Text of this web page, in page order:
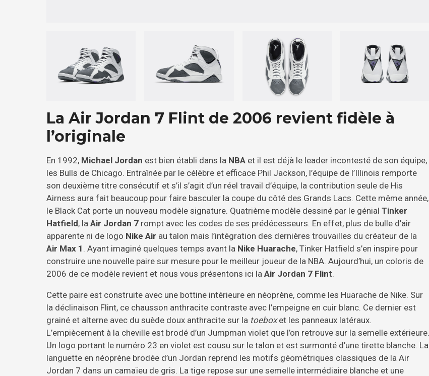
La Air Jordan 7 Flint de 2006 revient fidèle à
l’originale
En 1992, Michael Jordan est bien établi dans la NBA et il est déjà le leader incontesté de son équipe,
les Bulls de Chicago. Entraînée par le célèbre et efficace Phil Jackson, l’équipe de l’Illinois remporte
son deuxième titre consécutif et s’il s’agit d’un réel travail d’équipe, la contribution seule de His
Airness aura fait beaucoup pour faire basculer la coupe du côté des Grands Lacs. Cette même année,
le Black Cat porte un nouveau modèle signature. Quatrième modèle dessiné par le génial Tinker
Hatfield, la Air Jordan 7 rompt avec les codes de ses prédécesseurs. En effet, plus de bulle d’air
apparente ni de logo Nike Air au talon mais l’intégration des dernières trouvailles du créateur de la
Air Max 1 . Ayant imaginé quelques temps avant la Nike Huarache, Tinker Hatfield s’en inspire pour
construire une nouvelle paire sur mesure pour le meilleur joueur de la NBA. Aujourd’hui, un coloris de
2006 de ce modèle revient et nous vous présentons ici la Air Jordan 7 Flint.
Cette paire est construite avec une bottine intérieure en néoprène, comme les Huarache de Nike. Sur
la déclinaison Flint, ce chausson anthracite contraste avec l’empeigne en cuir blanc. Ce dernier est
grainé et alterne avec du suède doux anthracite sur la toeboxet les panneaux latéraux.
L’empiècement à la cheville est brodé d’un Jumpman violet que l’on retrouve sur la semelle extérieure.
Un logo portant le numéro 23 en violet est cousu sur le talon et est surmonté d’une tirette blanche. La
languette en néoprène brodée d’un Jordan reprend les motifs géométriques classiques de la Air
Jordan 7 dans un camaïeu de gris. La tige repose sur une semelle intermédiaire blanche et une